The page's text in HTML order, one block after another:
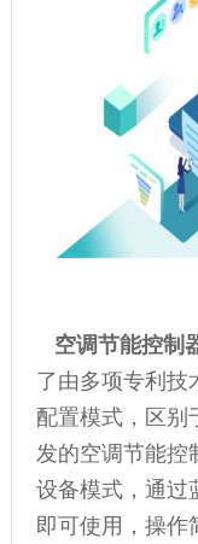
空调节能控制
了由多项专利技
配置模式，区别
发的空调节能控
设备模式，通过
即可使用，操作